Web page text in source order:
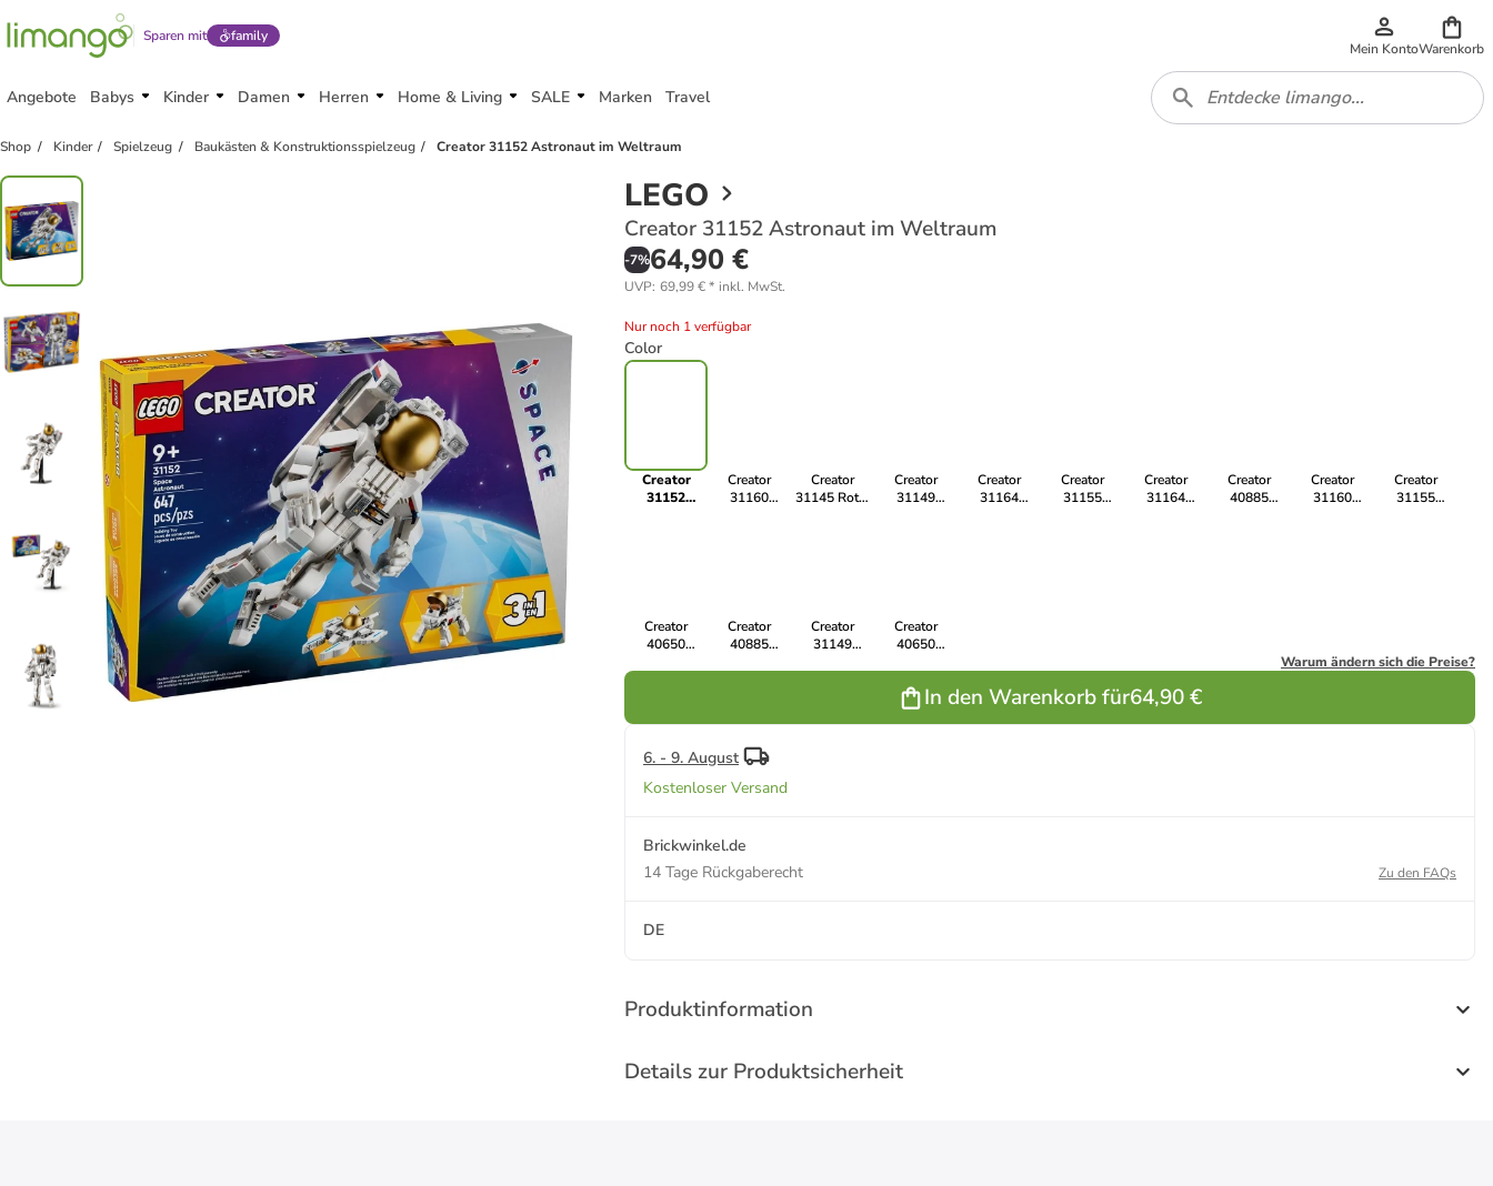
Sparen mit family
Mein KontoWarenkorb
Angebote Babys Kinder Damen Herren Home & Living SALE Marken Travel
Shop Kinder Spielzeug Baukästen & Konstruktionsspielzeug Creator 31152 Astronaut im Weltraum
LEGO
Creator 31152 Astronaut im Weltraum
-7%64,90 €
UVP: 69,99 €* inkl. MwSt.
Nur noch 1 verfügbar
Color
Creator
31152
Creator
31160
Creator
31145 Roter
Creator
31149
Creator
31164
Creator
31155
Creator
31164
Creator
40885
Creator
31160
Creator
31155
Creator
40650
Creator
40885
Creator
31149
Creator
40650
Defender
Warum ändern sich die Preise?
In den Warenkorb für64,90 €
6. - 9. August
Kostenloser Versand
Brickwinkel.de
14 Tage Rückgaberecht
Zu den FAQs
DE
Produktinformation
Details zur Produktsicherheit